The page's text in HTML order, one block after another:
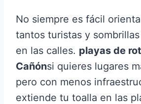
No siempre es fácil
tantos turistas y
en las calles. playas de
Cañónsi quieres lugares
pero con menos
extiende tu toalla en las